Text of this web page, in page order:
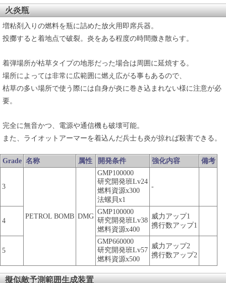
火炎瓶
増粘剤入りの燃料を瓶に詰めた放火用即席兵器。
投擲すると着地点で破裂。炎をある程度の時間撒き散らす。
着弾場所が枯草タイプの地形だった場合は周囲に延焼する。
場所によっては非常に広範囲に燃え広がる事もあるので、
枯草の多い場所で使う際には自身が炎に巻き込まれない様に注意が必
要。
完全に無音かつ、電源や通信機も破壊可能。
また、ライオットアーマーを着込んだ兵士も炎が掠れば殺害できる。
Grade 名称 属性 開発条件 強化内容 備考
3
PETROL BOMB DMG
GMP100000
研究開発班Lv24
燃料資源x300
法螺貝x1
-
4
GMP100000
研究開発班Lv38
燃料資源x400
威力アップ1
携行数アップ1
5
GMP660000
研究開発班Lv57
燃料資源x500
威力アップ2
携行数アップ2
擬似敵予測範囲生成装置